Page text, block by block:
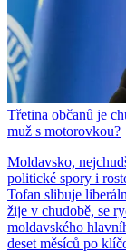
Třetina občanů je
muž s motorovkou?
Moldavsko,
politické spory i
Tofan slibuje
žije v chudobě, se
moldavského
deset měsíců po